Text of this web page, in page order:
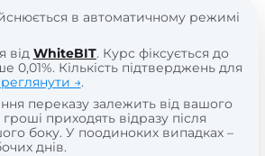
в автоматичному режимі
від WhiteBIT. Курс фіксується до
0,01%. Кількість підтверджень для
→.
переказу залежить від вашого
приходять відразу після
боку. У поодиноких випадках –
днів.